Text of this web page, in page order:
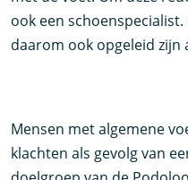
ook een
daarom ook opgeleid zijn
Mensen met algemene
klachten als gevolg van